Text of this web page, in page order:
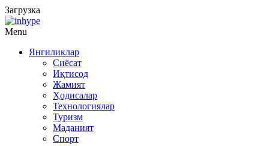
Загрузка
Menu
Янгиликлар
Сиёсат
Иқтисод
Жамият
Ҳодисалар
Технологиялар
Туризм
Маданият
Спорт